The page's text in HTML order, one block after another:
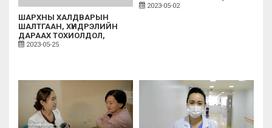
ШАРХНЫ ХАЛДВАРЫН
ШАЛТГААН, ХҮНДРЭЛИЙН
ДАРААХ ТОХИОЛДОЛ,
УРЬДЧИЛАН СЭРГИЙЛЭХ
2023-05-25
2023-05-02